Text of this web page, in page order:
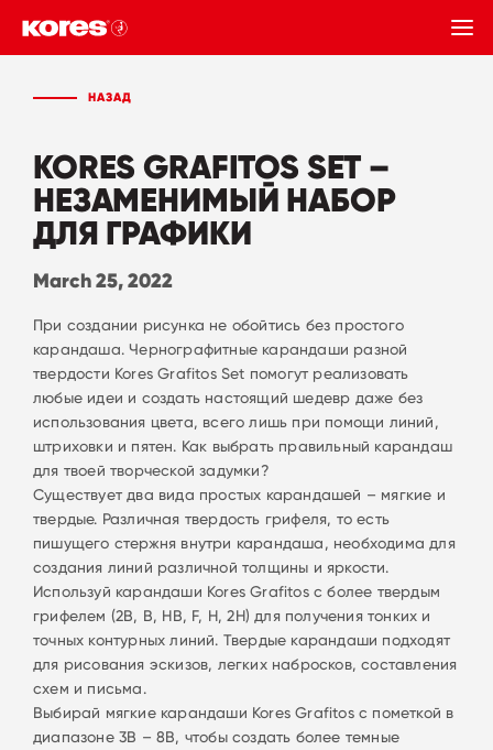
НАЗАД
KORES GRAFITOS SET –
НЕЗАМЕНИМЫЙ НАБОР
ДЛЯ ГРАФИКИ
March 25, 2022
При создании рисунка не обойтись без простого
карандаша. Чернографитные карандаши разной
твердости Kores Grafitos Set помогут реализовать
любые идеи и создать настоящий шедевр даже без
использования цвета, всего лишь при помощи линий,
штриховки и пятен. Как выбрать правильный карандаш
для твоей творческой задумки?
Существует два вида простых карандашей – мягкие и
твердые. Различная твердость грифеля, то есть
пишущего стержня внутри карандаша, необходима для
создания линий различной толщины и яркости.
Используй карандаши Kores Grafitos с более твердым
грифелем (2B, B, HB, F, H, 2H) для получения тонких и
точных контурных линий. Твердые карандаши подходят
для рисования эскизов, легких набросков, составления
схем и письма.
Выбирай мягкие карандаши Kores Grafitos с пометкой в
диапазоне 3B – 8B, чтобы создать более темные